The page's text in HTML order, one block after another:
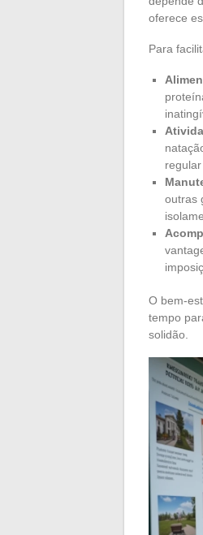
oferece
Para
outras
O bem-
tempo
solidão.